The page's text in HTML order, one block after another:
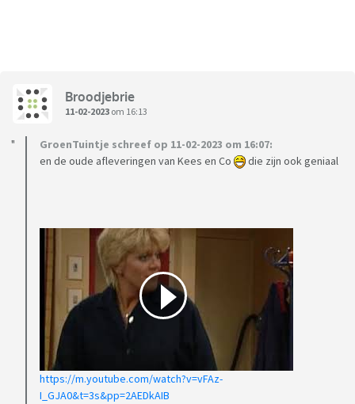
Broodjebrie
11-02-2023 om 16:13
GroenTuintje schreef op 11-02-2023 om 16:07:
en de oude afleveringen van Kees en Co
die zijn ook geniaal
https://m.youtube.com/watch?v=vFAz-
I_GJA0&t=3s&pp=2AEDkAIB